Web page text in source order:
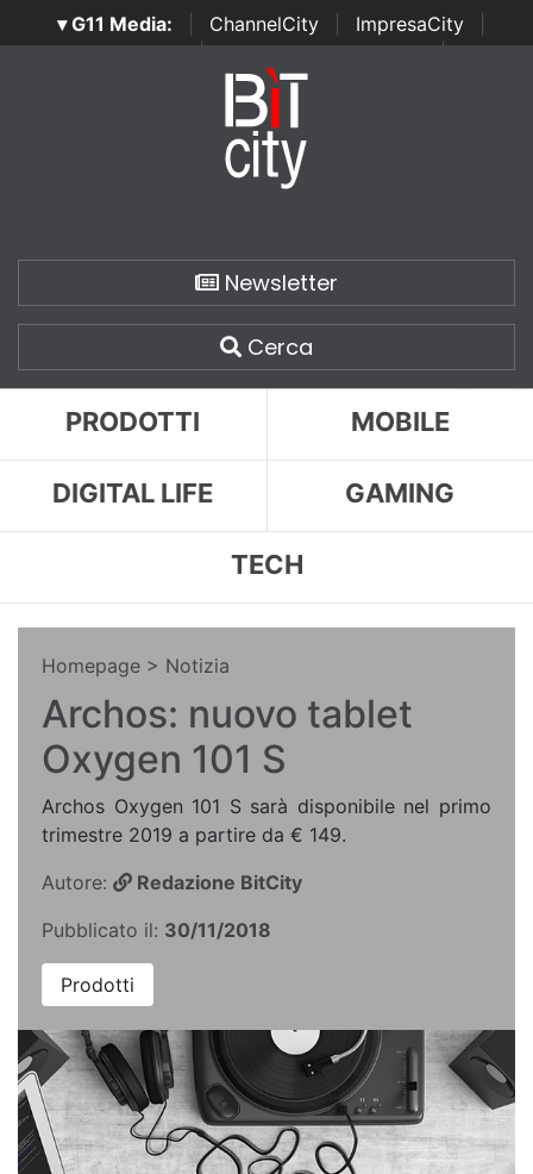
▾ G11 Media: ChannelCity ImpresaCity
SecurityOpenLab | Italian Channel Awards | Italian
Italian Security Awards
Newsletter
Cerca
PRODOTTI MOBILE
DIGITAL LIFE GAMING
TECH
Homepage > Notizia
Archos: nuovo tablet
Oxygen 101 S
Archos Oxygen 101 S sarà disponibile nel primo
trimestre 2019 a partire da € 149.
Autore:
Redazione BitCity
Pubblicato il: 30/11/2018
Prodotti